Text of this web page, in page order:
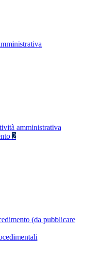
amministrativa
2
(da pubblicare